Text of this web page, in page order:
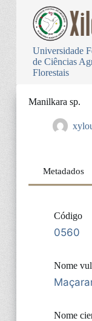
Universidade
de Ciências
Florestais
Manilkara sp.
Metadados
Código
0560
Nome
Nome